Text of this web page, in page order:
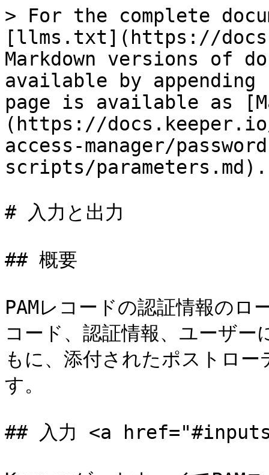
> For the complete
[llms.txt](https://
Markdown versions of
available by
page is available as
(https://
access-manager/
scripts/parameters.md).
# 入力と出力
## 概要
PAMレコードの認証情報の
コード、認証情報、ユーザ
もに、添付されたポストロ
す。
## 入力 <a